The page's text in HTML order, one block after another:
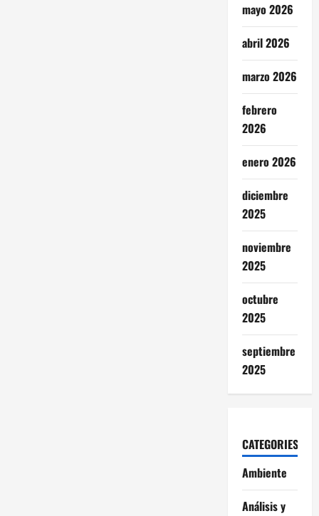
mayo 2026
abril 2026
marzo 2026
febrero
2026
enero 2026
diciembre
2025
noviembre
2025
octubre
2025
septiembre
2025
CATEGORIES
Ambiente
Análisis y